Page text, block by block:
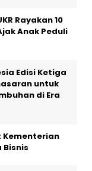
Rayakan 10
Anak Peduli
Edisi Ketiga
untuk
di Era
Kementerian
Bisnis